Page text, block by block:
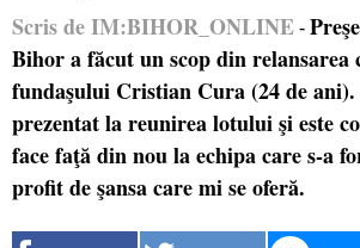
Scris de IM:BIHOR_ONLINE -
Bihor a făcut un scop din relansarea
fundaşului Cristian Cura (24 de
prezentat la reunirea lotului şi este
face faţă din nou la echipa care s-a
profit de şansa care mi se oferă.